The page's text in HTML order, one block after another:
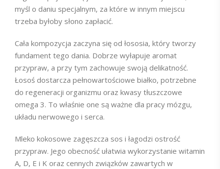
myśl o daniu specjalnym, za które w innym miejscu
trzeba byłoby słono zapłacić.
Cała kompozycja zaczyna się od łososia, który tworzy
fundament tego dania. Dobrze wyłapuje aromat
przypraw, a przy tym zachowuje swoją delikatność.
Łosoś dostarcza pełnowartościowe białko, potrzebne
do regeneracji organizmu oraz kwasy tłuszczowe
omega 3. To właśnie one są ważne dla pracy mózgu,
układu nerwowego i serca.
Mleko kokosowe zagęszcza sos i łagodzi ostrość
przypraw. Jego obecność ułatwia wykorzystanie witamin
A, D, E i K oraz cennych związków zawartych w